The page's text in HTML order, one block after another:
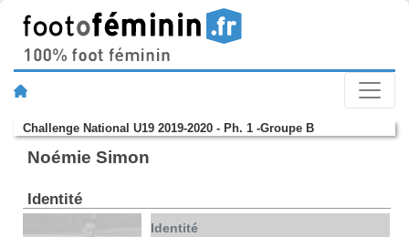
Challenge National U19 2019-2020 - Ph. 1 -Groupe B
Noémie Simon
Identité
Identité